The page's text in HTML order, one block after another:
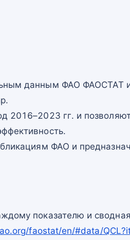
данным ФАО ФАОСТАТ
2016–2023 гг. и
ФАО и
показателю и
faostat/en/#data/